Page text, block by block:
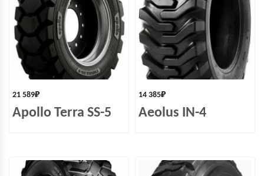
21 589₽
Apollo Terra SS-5
14 385₽
Aeolus IN-4